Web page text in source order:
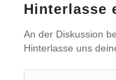
Hinterlasse
An der Diskussion
Hinterlasse uns